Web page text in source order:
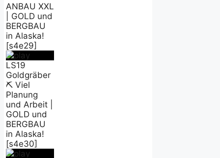
ANBAU XXL
| GOLD und
BERGBAU
in Alaska!
[s4e29]
LS19
Goldgräber
⛏️ Viel
Planung
und Arbeit |
GOLD und
BERGBAU
in Alaska!
[s4e30]